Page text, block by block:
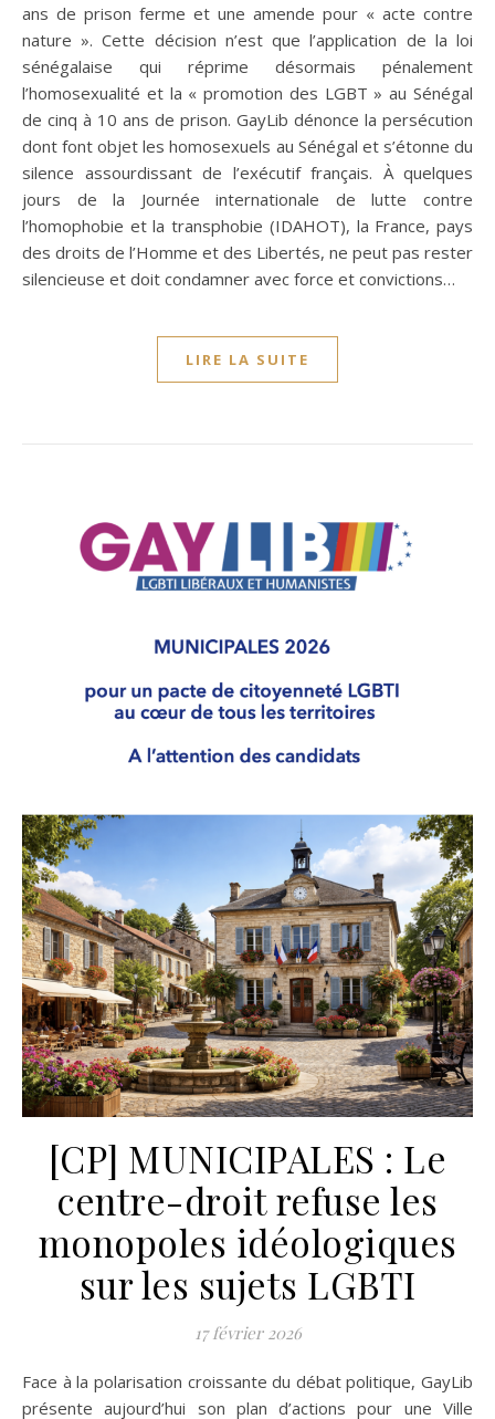
ans de prison ferme et une amende pour « acte contre
nature ». Cette décision n’est que l’application de la loi
sénégalaise qui réprime désormais pénalement
l’homosexualité et la « promotion des LGBT » au Sénégal
de cinq à 10 ans de prison. GayLib dénonce la persécution
dont font objet les homosexuels au Sénégal et s’étonne du
silence assourdissant de l’exécutif français. À quelques
jours de la Journée internationale de lutte contre
l’homophobie et la transphobie (IDAHOT), la France, pays
des droits de l’Homme et des Libertés, ne peut pas rester
silencieuse et doit condamner avec force et convictions…
LIRE LA SUITE
[CP] MUNICIPALES : Le
centre-droit refuse les
monopoles idéologiques
sur les sujets LGBTI
17 février 2026
Face à la polarisation croissante du débat politique, GayLib
présente aujourd’hui son plan d’actions pour une Ville